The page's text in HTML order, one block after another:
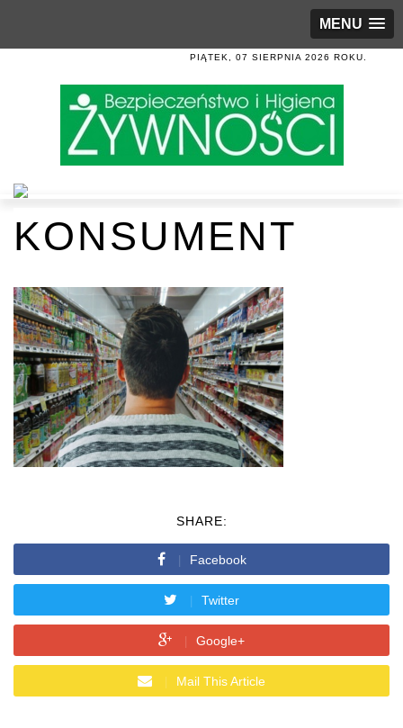
MENU
PIĄTEK, 07 SIERPNIA 2026 ROKU.
KONSUMENT
SHARE:
Facebook
Twitter
Google+
Mail This Article